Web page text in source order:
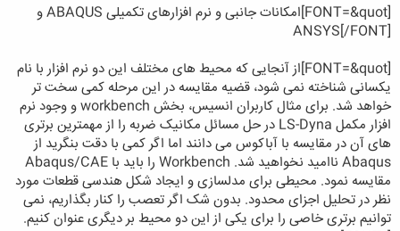
[FONT=&quot]
امکانات جانبی و نرم افزارهای تکمیلی ABAQUS و
ANSYS[/FONT]
[FONT=&quot]
از آنجایی که محیط های مختلف این دو نرم افزار با نام
یکسانی شناخته نمی شود، قضیه مقایسه در این مرحله کمی سخت تر
خواهد شد. برای مثال کاربران انسیس، بخش workbench و وجود نرم
افزار مکمل LS-Dyna در حل مسائل مکانیک ضربه را از مهمترین برتری
های آن در مقایسه با آباکوس می دانند اما اگر کمی با دقت بنگرید از
Abaqus ناامید نخواهید شد. Workbench را باید با Abaqus/CAE
مقایسه نمود. محیطی برای مدلسازی و ایجاد شکل هندسی قطعات مورد
نظر در تحلیل اجزای محدود. بدون شک اگر تعصب را کنار بگذاریم، نمی
توانیم برتری خاصی را برای یکی از این دو محیط بر دیگری عنوان کنیم.